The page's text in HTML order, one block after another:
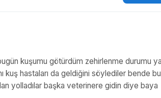
kuşumu götürdüm zehirlenme durumu
kuş hastaları da geldiğini söylediler bende bu
yolladılar başka veterinere gidin diye baya